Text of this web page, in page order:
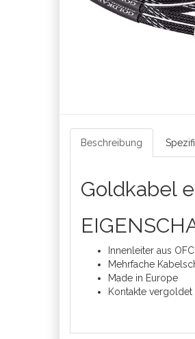
Beschreibung
Goldkabel
Innenleiter aus
Mehrfache
Made in Europe
Kontakte vergoldet